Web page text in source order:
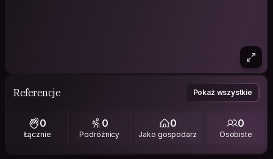
Referencje Pokaż wszystkie
0
Łącznie
0
Podróżnicy
0
Jako gospodarz
0
Osobiste